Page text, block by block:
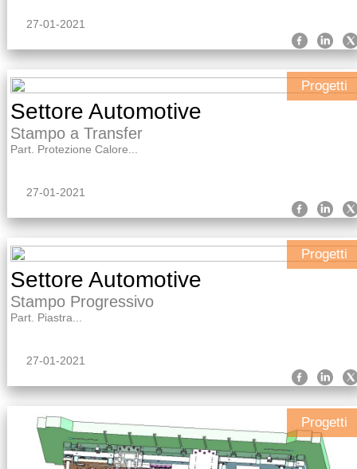
27-01-2021
Progetti
Settore Automotive
Stampo a Transfer
Part. Protezione Calore...
27-01-2021
Progetti
Settore Automotive
Stampo Progressivo
Part. Piastra...
27-01-2021
Progetti